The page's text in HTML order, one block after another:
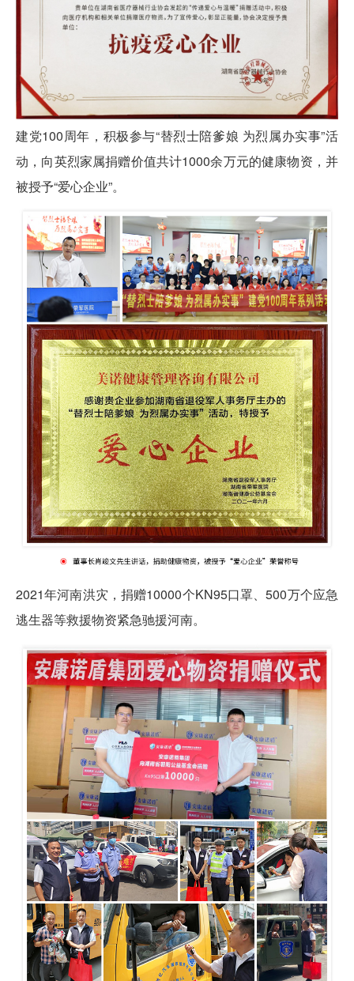
建党100周年，积极参与“替烈士陪爹娘 为烈属办实事”活
动，向英烈家属捐赠价值共计1000余万元的健康物资，并
被授予“爱心企业”。
2021年河南洪灾，捐赠10000个KN95口罩、500万个应急
逃生器等救援物资紧急驰援河南。